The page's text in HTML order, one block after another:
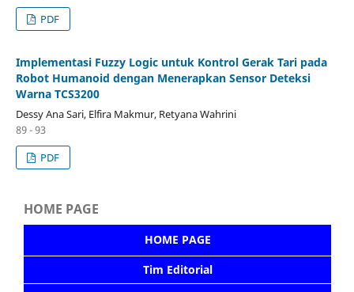
PDF
Implementasi Fuzzy Logic untuk Kontrol Gerak Tari pada
Robot Humanoid dengan Menerapkan Sensor Deteksi
Warna TCS3200
Dessy Ana Sari, Elfira Makmur, Retyana Wahrini
89 - 93
PDF
HOME PAGE
HOME PAGE
Tim Editorial